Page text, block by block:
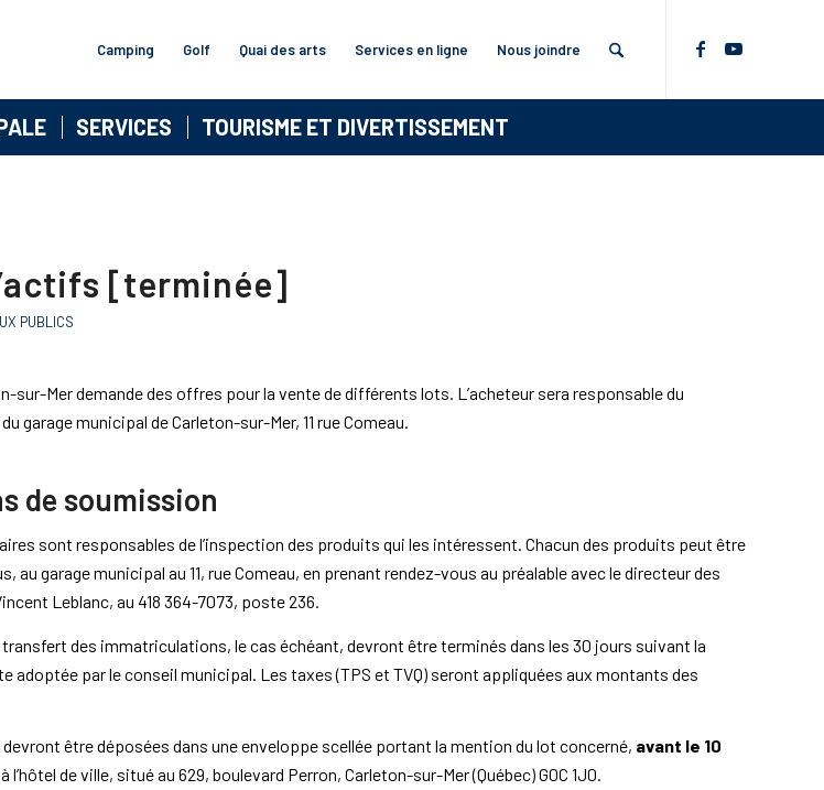
Camping Golf Quai des arts Services en ligne Nous joindre
SERVICES TOURISME ET DIVERTISSEMENT
[terminée]
PUBLICS
sur-Mer demande des offres pour la vente de différents lots. L’acheteur sera responsable du
garage municipal de Carleton-sur-Mer, 11 rue Comeau.
de soumission
sont responsables de l’inspection des produits qui les intéressent. Chacun des produits peut être
au garage municipal au 11, rue Comeau, en prenant rendez-vous au préalable avec le directeur des
Leblanc, au 418 364-7073, poste 236.
des immatriculations, le cas échéant, devront être terminés dans les 30 jours suivant la
adoptée par le conseil municipal. Les taxes (TPS et TVQ) seront appliquées aux montants des
être déposées dans une enveloppe scellée portant la mention du lot concerné, avant le 10
à l’hôtel de ville, situé au 629, boulevard Perron, Carleton-sur-Mer (Québec) G0C 1J0.